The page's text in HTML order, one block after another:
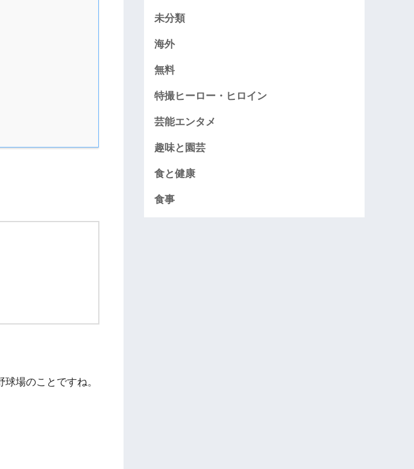
場のことですね。
未分類
海外
無料
特撮ヒーロー・ヒロイン
芸能エンタメ
趣味と園芸
食と健康
食事